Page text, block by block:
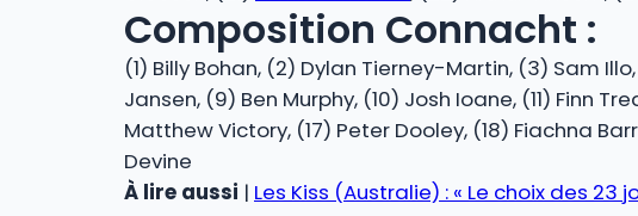
Composition Connacht :
(1) Billy Bohan, (2) Dylan Tierney-Martin, (3) Sam
Jansen, (9) Ben Murphy, (10) Josh Ioane, (11) Finn
Matthew Victory, (17) Peter Dooley, (18) Fiachna
Devine
À lire aussi | Les Kiss (Australie) : « Le choix des